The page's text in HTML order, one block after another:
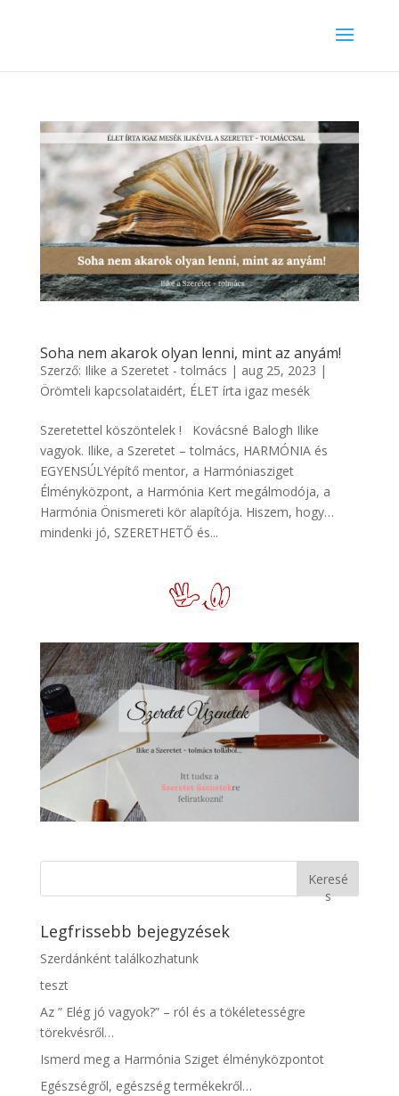
Soha nem akarok olyan lenni, mint az anyám!
Szerző: Ilike a Szeretet - tolmács | aug 25, 2023 |
Örömteli kapcsolataidért, ÉLET írta igaz mesék
Szeretettel köszöntelek ! Kovácsné Balogh Ilike
vagyok. Ilike, a Szeretet – tolmács, HARMÓNIA és
EGYENSÚLYépítő mentor, a Harmóniasziget
Élményközpont, a Harmónia Kert megálmodója, a
Harmónia Önismereti kör alapítója. Hiszem, hogy…
mindenki jó, SZERETHETŐ és...
Keresé
s
Legfrissebb bejegyzések
Szerdánként találkozhatunk
teszt
Az ” Elég jó vagyok?” – ról és a tökéletességre
törekvésről…
Ismerd meg a Harmónia Sziget élményközpontot
Egészségről, egészség termékekről…